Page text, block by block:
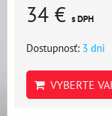
34 € s DPH
Dostupnosť: 3 dni
VYBERTE